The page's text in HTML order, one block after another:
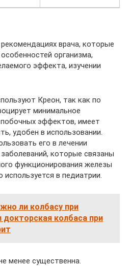
врача, которые
организма,
эффекта, изучении
Креон, так как по
минимальное
эффектов, имеет
удобен в использовании.
его в лечении
которые связаны
функционирования железы
в педиатрии.
ли колбасу при
докторская колбаса при
менее существенна.